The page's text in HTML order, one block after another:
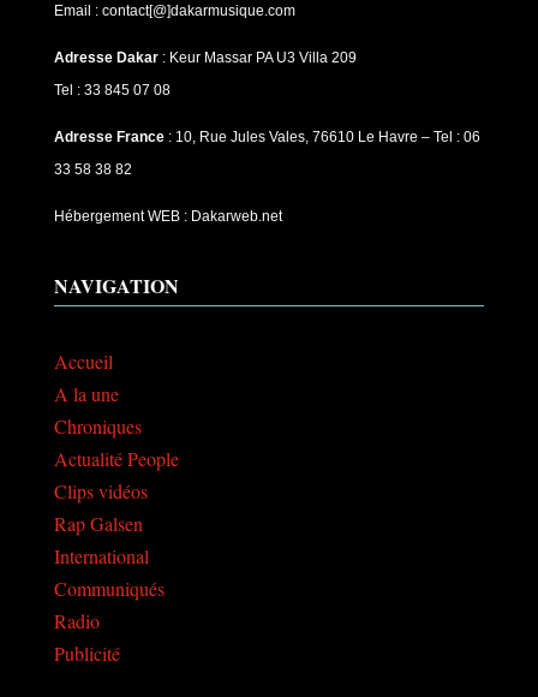
Email : contact[@]dakarmusique.com
Adresse Dakar: Keur Massar PA U3 Villa 209
Tel : 33 845 07 08
Adresse France: 10, Rue Jules Vales, 76610 Le Havre – Tel : 06
33 58 38 82
Hébergement WEB : Dakarweb.net
NAVIGATION
Accueil
A la une
Chroniques
Actualité People
Clips vidéos
Rap Galsen
International
Communiqués
Radio
Publicité